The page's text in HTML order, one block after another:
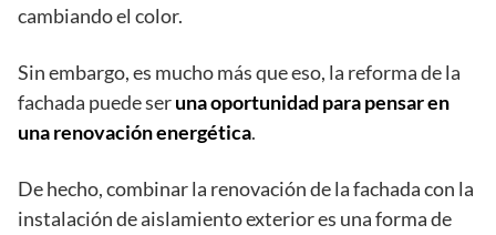
cambiando el color.
Sin embargo, es mucho más que eso, la reforma de la
fachada puede seruna oportunidad para pensar en
una renovación energética.
De hecho, combinar la renovación de la fachada con la
instalación de aislamiento exterior es una forma de